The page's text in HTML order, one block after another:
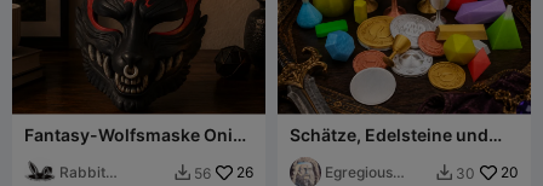
Fantasy-Wolfsmaske Oni
Rabbit
 56 26
Schätze, Edelsteine und
Tränke! - Fantasy-
Sammlung
Egregious
 30 20